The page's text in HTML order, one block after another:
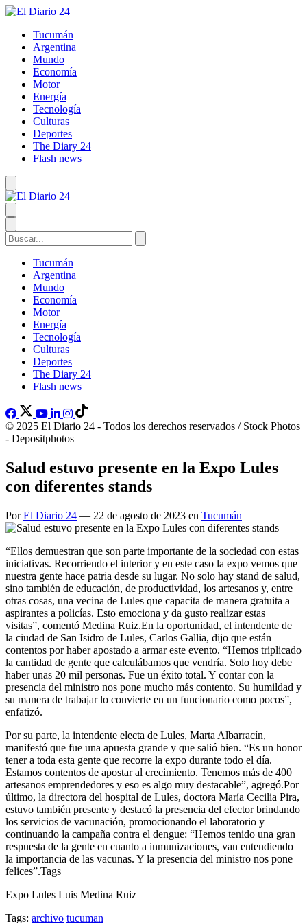
Tucumán
Argentina
Mundo
Economía
Motor
Energía
Tecnología
Culturas
Deportes
The Diary 24
Flash news
Tucumán
Argentina
Mundo
Economía
Motor
Energía
Tecnología
Culturas
Deportes
The Diary 24
Flash news
© 2025 El Diario 24 - Todos los derechos reservados / Stock Photos
- Depositphotos
Salud estuvo presente en la Expo Lules
con diferentes stands
PorEl Diario 24 — 22 de agosto de 2023 en Tucumán
“Ellos demuestran que son parte importante de la sociedad con estas
iniciativas. Recorriendo el interior y en este caso la expo vemos que
nuestra gente hace patria desde su lugar. No solo hay stand de salud,
sino también de educación, de productividad, los artesanos y, entre
otras cosas, una vecina de Lules que capacita de manera gratuita a
aspirantes a policías. Esto emociona y da gusto realizar estas
visitas”, comentó Medina Ruiz.En la oportunidad, el intendente de
la ciudad de San Isidro de Lules, Carlos Gallia, dijo que están
contentos por haber apostado a armar este evento. “Hemos triplicado
la cantidad de gente que calculábamos que vendría. Solo hoy debe
haber unas 20 mil personas. Fue un éxito total. Y contar con la
presencia del ministro nos pone mucho más contento. Su humildad y
su manera de trabajar lo convierte en un funcionario como pocos”,
enfatizó.
Por su parte, la intendente electa de Lules, Marta Albarracín,
manifestó que fue una apuesta grande y que salió bien. “Es un honor
tener a toda esta gente que recorre la expo durante todo el día.
Estamos contentos de apostar al crecimiento. Tenemos más de 400
artesanos emprendedores y eso es algo muy destacable”, agregó.Por
último, la directora del hospital de Lules, doctora María Cecilia Pira,
estuvo también presente y destacó la presencia del efector brindando
los servicios de vacunación, promocionando el laboratorio y
continuando la campaña contra el dengue: “Hemos tenido una gran
respuesta de la gente en cuanto a inmunizaciones, van entendiendo
la importancia de las vacunas. Y la presencia del ministro nos pone
felices”.Tags
Expo Lules Luis Medina Ruiz
Tags: archivo tucuman